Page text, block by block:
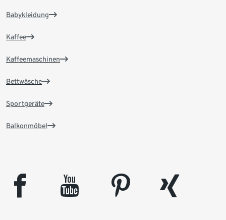
Babykleidung
Kaffee
Kaffeemaschinen
Bettwäsche
Sportgeräte
Balkonmöbel
facebook youtube pinterest
xing